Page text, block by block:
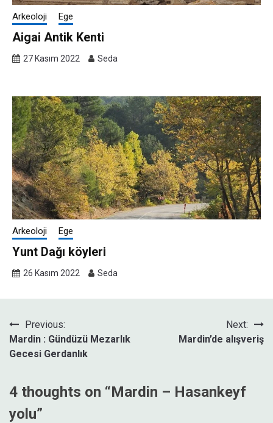
Arkeoloji Ege
Aigai Antik Kenti
27 Kasım 2022 Seda
Arkeoloji Ege
Yunt Dağı köyleri
26 Kasım 2022 Seda
Yazı
gezinmesi
Previous:
Mardin : Gündüzü Mezarlık
Gecesi Gerdanlık
Next:
Mardin’de alışveriş
4 thoughts on “Mardin – Hasankeyf
yolu”